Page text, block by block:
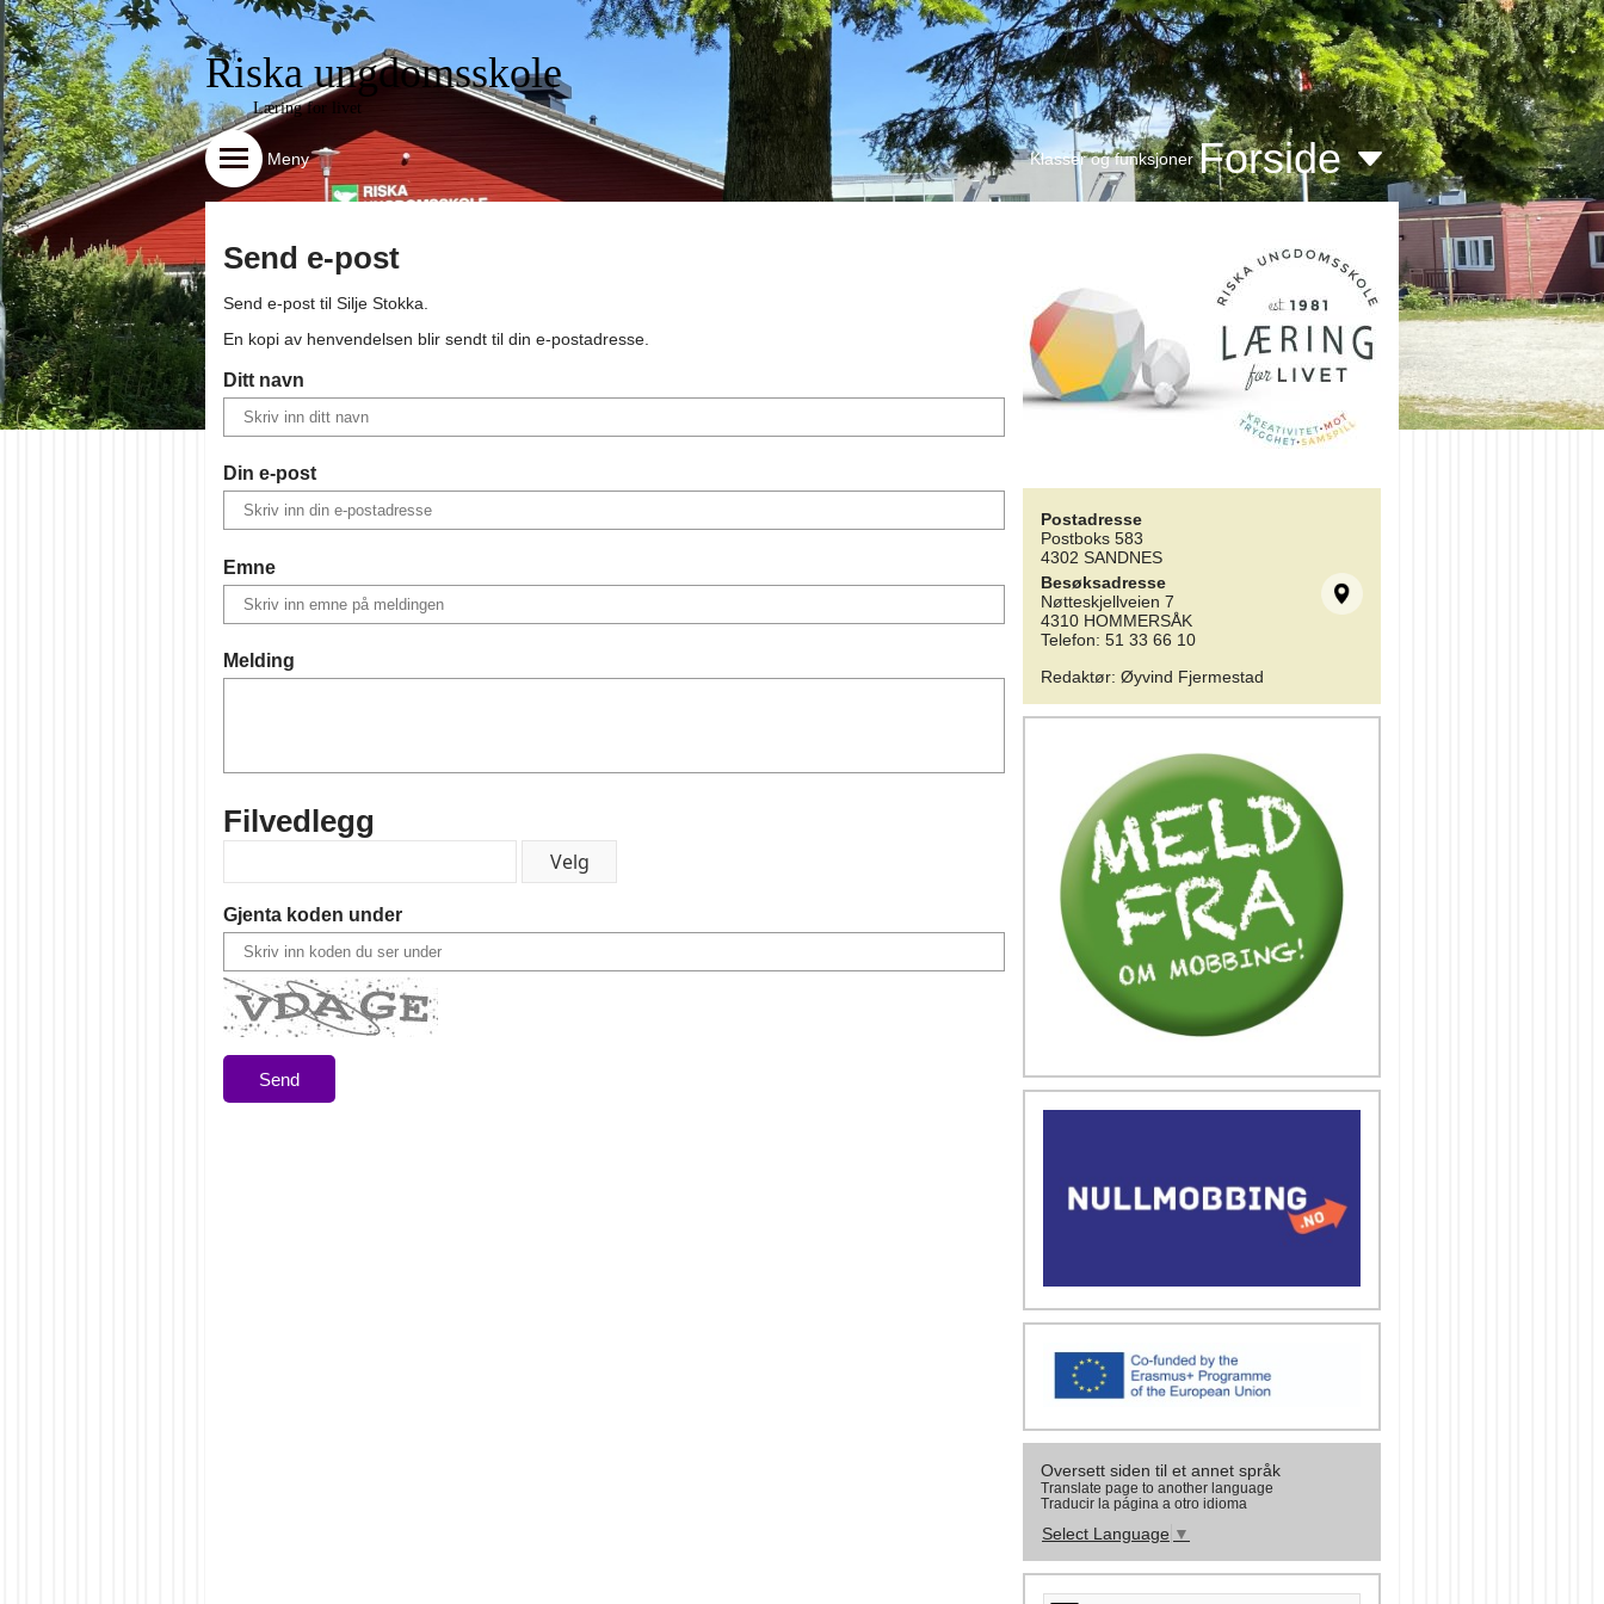
Riska ungdomsskole
Læring for livet
Meny Klasser og funksjoner Forside
Postadresse
Postboks 583
4302 SANDNES
Besøksadresse
Nøtteskjellveien 7
4310 HOMMERSÅK
Telefon: 51 33 66 10
Redaktør: Øyvind Fjermestad
Oversett siden til et annet språk
Translate page to another language
Traducir la página a otro idioma
Select Language ▼
Send e-post
Send e-post til Silje Stokka.
En kopi av henvendelsen blir sendt til din e-postadresse.
Ditt navn
Din e-post
Emne
Melding
Filvedlegg
Gjenta koden under